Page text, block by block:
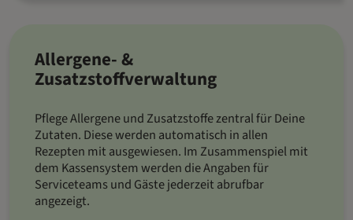
Allergene- &
Zusatzstoffverwaltung
Pflege Allergene und Zusatzstoffe zentral für Deine
Zutaten. Diese werden automatisch in allen
Rezepten mit ausgewiesen. Im Zusammenspiel mit
dem Kassensystem werden die Angaben für
Serviceteams und Gäste jederzeit abrufbar
angezeigt.